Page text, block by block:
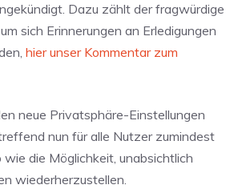
Dazu zählt der fragwürdige
sich Erinnerungen an Erledigungen
hier unser Kommentar zum
neue Privatsphäre-Einstellungen
nun für alle Nutzer zumindest
die Möglichkeit, unabsichtlich
wiederherzustellen.